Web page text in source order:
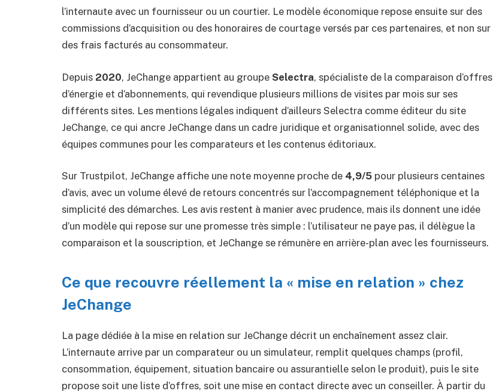
l’internaute avec un fournisseur ou un courtier. Le modèle économique repose ensuite sur des
commissions d’acquisition ou des honoraires de courtage versés par ces partenaires, et non sur
des frais facturés au consommateur.
Depuis 2020, JeChange appartient au groupe Selectra, spécialiste de la comparaison d’offres
d’énergie et d’abonnements, qui revendique plusieurs millions de visites par mois sur ses
différents sites. Les mentions légales indiquent d’ailleurs Selectra comme éditeur du site
JeChange, ce qui ancre JeChange dans un cadre juridique et organisationnel solide, avec des
équipes communes pour les comparateurs et les contenus éditoriaux.
Sur Trustpilot, JeChange affiche une note moyenne proche de 4,9/5 pour plusieurs centaines
d’avis, avec un volume élevé de retours concentrés sur l’accompagnement téléphonique et la
simplicité des démarches. Les avis restent à manier avec prudence, mais ils donnent une idée
d’un modèle qui repose sur une promesse très simple : l’utilisateur ne paye pas, il délègue la
comparaison et la souscription, et JeChange se rémunère en arrière-plan avec les fournisseurs.
Ce que recouvre réellement la « mise en relation » chez
JeChange
La page dédiée à la mise en relation sur JeChange décrit un enchaînement assez clair.
L’internaute arrive par un comparateur ou un simulateur, remplit quelques champs (profil,
consommation, équipement, situation bancaire ou assurantielle selon le produit), puis le site
propose soit une liste d’offres, soit une mise en contact directe avec un conseiller. À partir du